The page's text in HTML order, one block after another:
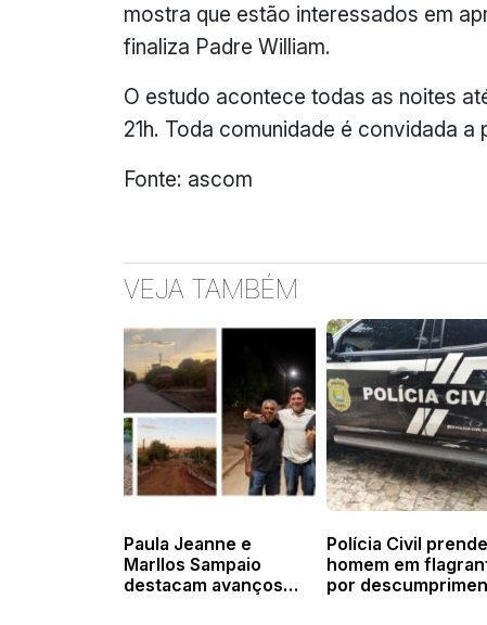
mostra que estão interessados em
finaliza Padre William.
O estudo acontece todas as noites
21h. Toda comunidade é convidada a
Fonte: ascom
VEJA TAMBÉM
Paula Jeanne e
Marllos Sampaio
destacam avanços
Polícia Civil prende
homem em
por